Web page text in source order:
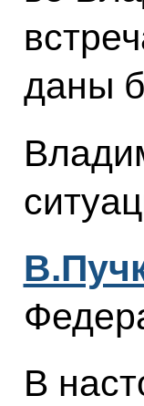
даны
В